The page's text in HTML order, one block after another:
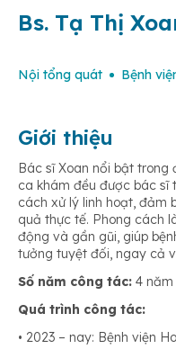
Bs. Tạ Thị
Nội tổng quát Bệnh
Giới thiệu
Bác sĩ Xoan nổi bật trong
ca khám đều được bác sĩ
cách xử lý linh hoạt, đảm
quả thực tế. Phong cách
động và gần gũi, giúp
tưởng tuyệt đối, ngay cả
Số năm công tác: 4 năm
Quá trình công tác:
• 2023 – nay: Bệnh viện